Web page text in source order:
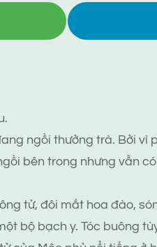
ngồi thưởng trà. Bởi vì
bên trong nhưng vẫn
tử, đôi mắt hoa đào,
bộ bạch y. Tóc buông